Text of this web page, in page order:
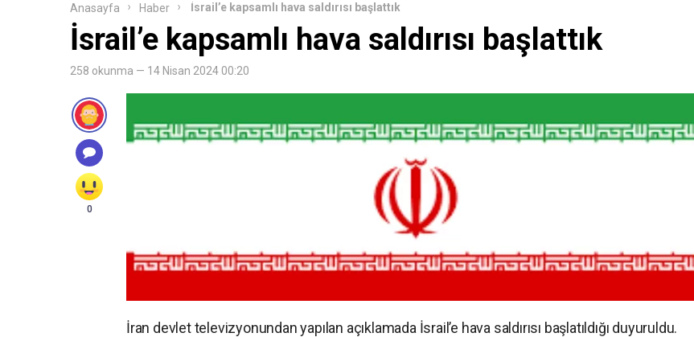
Anasayfa Haber İsrail’e kapsamlı hava saldırısı başlattık
İsrail’e kapsamlı hava saldırısı başlattık
258 okunma — 14 Nisan 2024 00:20
0
İran devlet televizyonundan yapılan açıklamada İsrail’e hava saldırısı başlatıldığı duyuruldu.